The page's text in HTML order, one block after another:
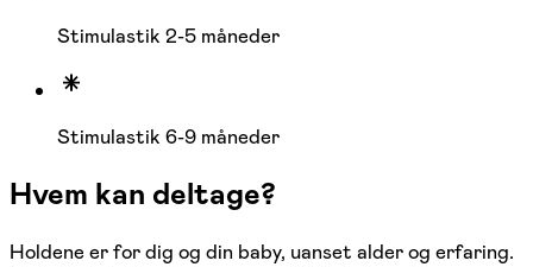
Stimulastik 2-5 måneder
Stimulastik 6-9 måneder
Hvem kan deltage?
Holdene er for dig og din baby, uanset alder og erfaring.